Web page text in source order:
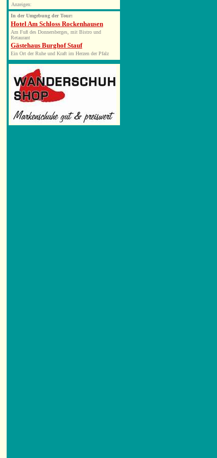
Anzeigen:
In der Umgebung der Tour:
Hotel Am Schloss Rockenhausen
Am Fuß des Donnersberges, mit Bistro und
Retaurant
Gästehaus Burghof Stauf
Ein Ort der Ruhe und Kraft im Herzen der Pfalz